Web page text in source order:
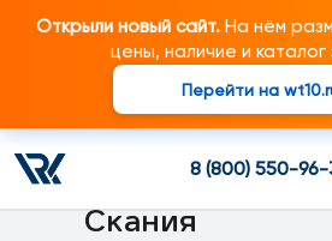
Открыли новый сайт.На нём
цены, наличие и каталог
Перейти на
8 (800) 550-96-
1790990
в сборе
грузовиков
Скания